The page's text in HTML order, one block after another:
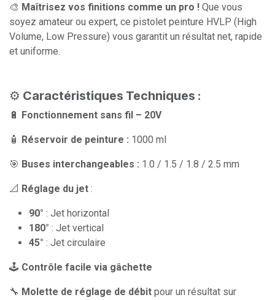
🎨 Maîtrisez vos finitions comme un pro ! Que vous
soyez amateur ou expert, ce pistolet peinture HVLP (High
Volume, Low Pressure) vous garantit un résultat net, rapide
et uniforme.
⚙️ Caractéristiques Techniques :
🔋 Fonctionnement sans fil – 20V
🧴 Réservoir de peinture : 1000 ml
🎯 Buses interchangeables : 1.0 / 1.5 / 1.8 / 2.5 mm
📐 Réglage du jet :
90° : Jet horizontal
180° : Jet vertical
45° : Jet circulaire
🕹️ Contrôle facile via gâchette
🔧 Molette de réglage de débit pour un résultat sur